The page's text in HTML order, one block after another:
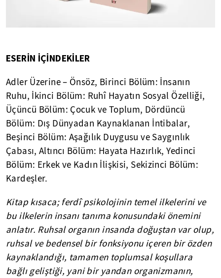
ESERİN İÇİNDEKİLER
Adler Üzerine – Önsöz, Birinci Bölüm: İnsanın
Ruhu, İkinci Bölüm: Ruhî Hayatın Sosyal Özelliği,
Üçüncü Bölüm: Çocuk ve Toplum, Dördüncü
Bölüm: Dış Dünyadan Kaynaklanan İntibalar,
Beşinci Bölüm: Aşağılık Duygusu ve Saygınlık
Çabası, Altıncı Bölüm: Hayata Hazırlık, Yedinci
Bölüm: Erkek ve Kadın İlişkisi, Sekizinci Bölüm:
Kardeşler.
Kitap kısaca; ferdî psikolojinin temel ilkelerini ve
bu ilkelerin insanı tanıma konusundaki önemini
anlatır. Ruhsal organın insanda doğuştan var olup,
ruhsal ve bedensel bir fonksiyonu içeren bir özden
kaynaklandığı, tamamen toplumsal koşullara
bağlı geliştiği, yani bir yandan organizmanın,